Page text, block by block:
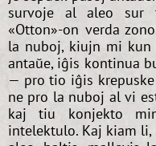
survoje al aleo sur
«Otton»-on verda
la nuboj, kiujn mi
antaŭe, iĝis kontinua
— pro tio iĝis
ne pro la nuboj al vi
kaj tiu konjekto
intelektulo. Kaj kiam